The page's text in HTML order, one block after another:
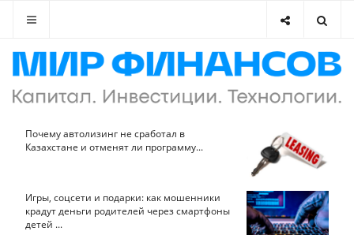
Почему автолизинг не сработал в
Казахстане и отменят ли программу...
Игры, соцсети и подарки: как мошенники
крадут деньги родителей через смартфоны
детей ...